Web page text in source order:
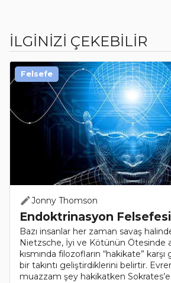
İLGİNİZİ ÇEKEBİLİR
Jonny Thomson
Endoktrinasyon
Bazı insanlar her zaman savaş
Nietzsche, İyi ve Kötünün Ötesinde
kısmında filozofların “hakikate”
bir takıntı geliştirdiklerini belirtir.
muazzam şey hakikatken
Felsefe